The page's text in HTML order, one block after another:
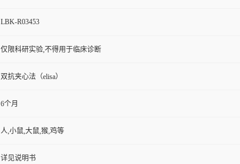
LBK-R03453
仅限科研实验,不得用于临床诊断
双抗夹心法（elisa）
6个月
人,小鼠,大鼠,猴,鸡等
详见说明书